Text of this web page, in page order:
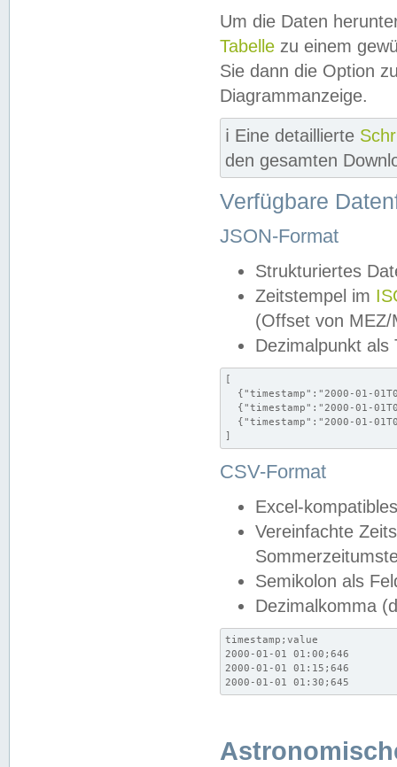
Um die Daten
Tabelle zu einem
Sie dann die Option
Diagrammanzeige.
ℹ️ Eine detaillierte
den gesamten
Verfügbare
JSON-Format
Strukturiertes
Zeitstempel im
(Offset von MEZ/
Dezimalpunkt als
[
{"timestamp":"2000-01-
{"timestamp":"2000-01-
{"timestamp":"2000-01-
]
CSV-Format
Excel-
Vereinfachte
Semikolon als
Dezimalkomma
timestamp;value
2000-01-01 01:00;646
2000-01-01 01:15;646
2000-01-01 01:30;645